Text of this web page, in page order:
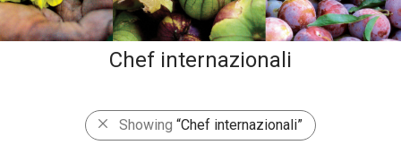
Chef internazionali
Showing “Chef internazionali”